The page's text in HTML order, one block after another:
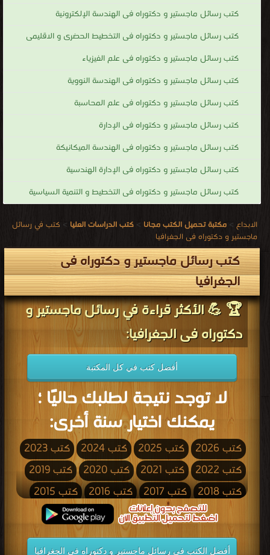
كتب رسائل ماجستير و دكتوراه فى الهندسة الإلكترونية
كتب رسائل ماجستير و دكتوراه فى التخطيط الحضرى و الاقليمى
كتب رسائل ماجستير و دكتوراه فى علم الفيزياء
كتب رسائل ماجستير و دكتوراه فى الهندسة النووية
كتب رسائل ماجستير و دكتوراه فى علم المحاسبة
كتب رسائل ماجستير و دكتوراه فى الإدارة
كتب رسائل ماجستير و دكتوراه فى الهندسة الميكانيكة
كتب رسائل ماجستير و دكتوراه فى الإدارة الهندسية
كتب رسائل ماجستير و دكتوراه فى التخطيط و التنمية السياسية
الابداع > مكتبة تحميل الكتب مجانا > كتب الدراسات العليا > كتب في رسائل
ماجستير و دكتوراه فى الجغرافيا
كتب رسائل ماجستير و دكتوراه فى
الجغرافيا
🏆 💪 الأكثر قراءة في رسائل ماجستير و
دكتوراه فى الجغرافيا:
أفضل كتب في كل المكتبة
لا توجد نتيجة لطلبك حاليًا ؛
يمكنك اختيار سنة أخرى:
كتب 2026 كتب 2025 كتب 2024
كتب 2023
كتب 2022
كتب 2021 كتب 2020
كتب 2019
كتب 2018
كتب 2017 كتب 2016
كتب 2015
كتب 2013 كتب 2012
كتب 2011
كتب 2010
كتب 2009 كتب 2008
كتب 2007
أفضل الكتب في رسائل ماجستير و دكتوراه فى الجغرافيا